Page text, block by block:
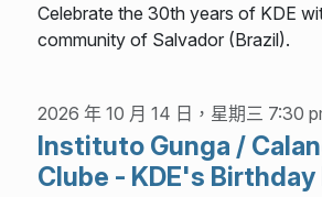
Celebrate the 30th years of KDE
community of Salvador (Brazil).
2026 年 10 月 14 日，星期三 7:30
Instituto Gunga /
Clube - KDE's